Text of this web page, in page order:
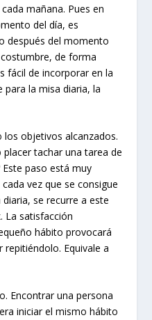
mañana. Pues en
del día, es
después del momento
de forma
fácil de incorporar en la
para la misa diaria, la
objetivos alcanzados.
tachar una tarea de
Este paso está muy
vez que se consigue
se recurre a este
La satisfacción
hábito provocará
Equivale a
Encontrar una persona
iniciar el mismo hábito